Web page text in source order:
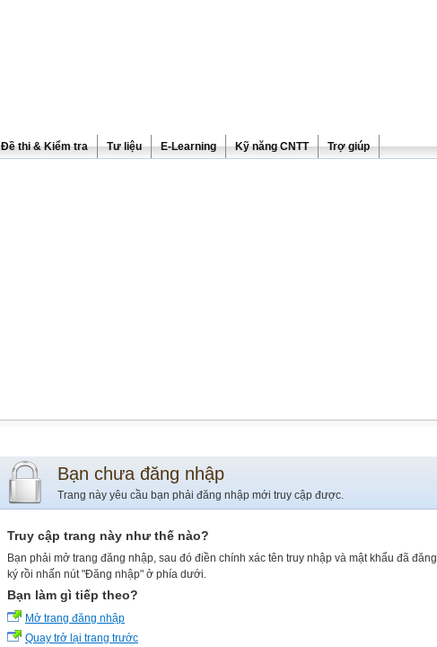
Đề thi & Kiểm tra Tư liệu E-Learning Kỹ năng CNTT Trợ giúp
Bạn chưa đăng nhập
Trang này yêu cầu bạn phải đăng nhập mới truy cập được.
Truy cập trang này như thế nào?
Bạn phải mở trang đăng nhập, sau đó điền chính xác tên truy nhập và mật khẩu đã đăng
ký rồi nhấn nút "Đăng nhập" ở phía dưới.
Bạn làm gì tiếp theo?
Mở trang đăng nhập
Quay trở lại trang trước